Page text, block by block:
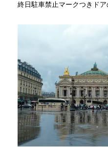
終日駐車禁止マークつきドア